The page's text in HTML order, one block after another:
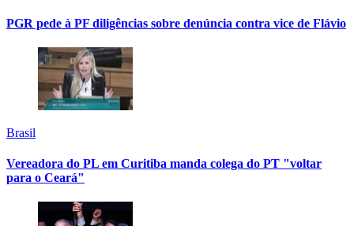
PGR pede à PF diligências sobre denúncia contra vice de Flávio
Brasil
Vereadora do PL em Curitiba manda colega do PT "voltar
para o Ceará"